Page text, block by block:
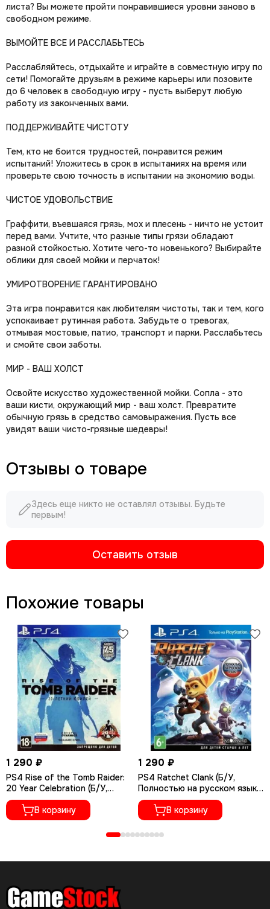
листа? Вы можете пройти понравившиеся уровни заново в
свободном режиме.
ВЫМОЙТЕ ВСЕ И РАССЛАБЬТЕСЬ
Расслабляйтесь, отдыхайте и играйте в совместную игру по
сети! Помогайте друзьям в режиме карьеры или позовите
до 6 человек в свободную игру - пусть выберут любую
работу из законченных вами.
ПОДДЕРЖИВАЙТЕ ЧИСТОТУ
Тем, кто не боится трудностей, понравится режим
испытаний! Уложитесь в срок в испытаниях на время или
проверьте свою точность в испытании на экономию воды.
ЧИСТОЕ УДОВОЛЬСТВИЕ
Граффити, въевшаяся грязь, мох и плесень - ничто не устоит
перед вами. Учтите, что разные типы грязи обладают
разной стойкостью. Хотите чего-то новенького? Выбирайте
облики для своей мойки и перчаток!
УМИРОТВОРЕНИЕ ГАРАНТИРОВАНО
Эта игра понравится как любителям чистоты, так и тем, кого
успокаивает рутинная работа. Забудьте о тревогах,
отмывая мостовые, патио, транспорт и парки. Расслабьтесь
и смойте свои заботы.
МИР - ВАШ ХОЛСТ
Освойте искусство художественной мойки. Сопла - это
ваши кисти, окружающий мир - ваш холст. Превратите
обычную грязь в средство самовыражения. Пусть все
увидят ваши чисто-грязные шедевры!
Отзывы о товаре
Здесь еще никто не оставлял отзывы. Будьте
первым!
Оставить отзыв
Похожие товары
1 290 ₽
PS4 Rise of the Tomb Raider:
20 Year Celebration (Б/У,
Полностью на русском языке,
CUSA-05716)
В корзину
1 290 ₽
PS4 Ratchet Сlank (Б/У,
Полностью на русском языке,
CUSA-01073)
В корзину